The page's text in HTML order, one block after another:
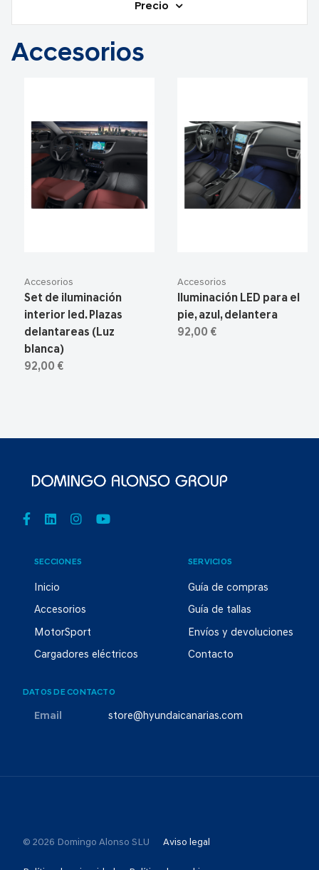
Precio
Accesorios
Accesorios
Set de iluminación
interior led. Plazas
delantareas (Luz
blanca)
92,00 €
Accesorios
Iluminación LED para el
pie, azul, delantera
92,00 €
SECCIONES
Inicio
Accesorios
MotorSport
Cargadores eléctricos
SERVICIOS
Guía de compras
Guía de tallas
Envíos y devoluciones
Contacto
DATOS DE CONTACTO
Email store@hyundaicanarias.com
© 2026 Domingo Alonso SLU Aviso legal